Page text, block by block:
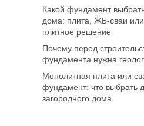
Какой фундамент
дома: плита, ЖБ-сваи
плитное решение
Почему перед
фундамента нужна
Монолитная плита или
фундамент: что выбрать
загородного дома